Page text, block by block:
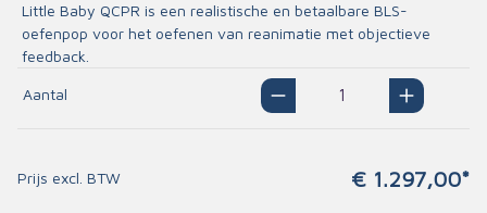
Little Baby QCPR is een realistische en betaalbare BLS-
oefenpop voor het oefenen van reanimatie met objectieve
feedback.
Aantal
Prijs excl. BTW € 1.297,00*